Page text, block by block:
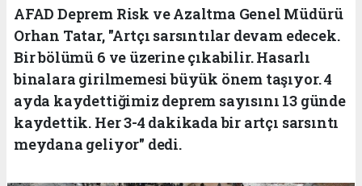
AFAD Deprem Risk ve Azaltma Genel Müdürü
Orhan Tatar, "Artçı sarsıntılar devam edecek.
Bir bölümü 6 ve üzerine çıkabilir. Hasarlı
binalara girilmemesi büyük önem taşıyor. 4
ayda kaydettiğimiz deprem sayısını 13 günde
kaydettik. Her 3-4 dakikada bir artçı sarsıntı
meydana geliyor" dedi.